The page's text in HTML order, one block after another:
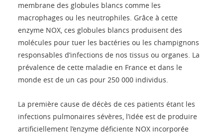
membrane des globules blancs comme les
macrophages ou les neutrophiles. Grâce à cette
enzyme NOX, ces globules blancs produisent des
molécules pour tuer les bactéries ou les champignons
responsables d’infections de nos tissus ou organes. La
prévalence de cette maladie en France et dans le
monde est de un cas pour 250 000 individus.
La première cause de décès de ces patients étant les
infections pulmonaires sévères, l’idée est de produire
artificiellement l’enzyme déficiente NOX incorporée